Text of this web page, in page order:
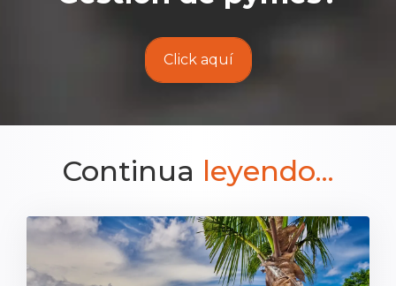
Click aquí
Continua leyendo...